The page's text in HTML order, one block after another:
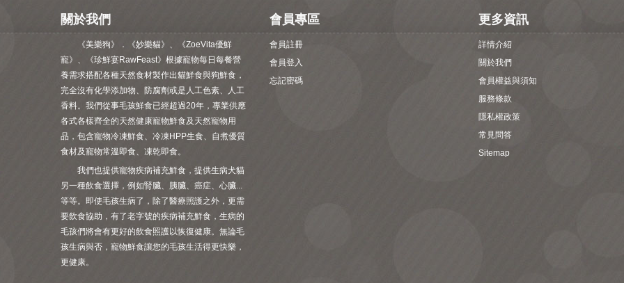
關於我們
《美樂狗》．《妙樂貓》、《ZoeVita優鮮
寵》、《珍鮮宴RawFeast》根據寵物每日每餐營
養需求搭配各種天然食材製作出貓鮮食與狗鮮食，
完全沒有化學添加物、防腐劑或是人工色素、人工
香料。我們從事毛孩鮮食已經超過20年，專業供應
各式各樣齊全的天然健康寵物鮮食及天然寵物用
品，包含寵物冷凍鮮食、冷凍HPP生食、自煮優質
食材及寵物常溫即食、凍乾即食。
我們也提供寵物疾病補充鮮食，提供生病犬貓
另一種飲食選擇，例如腎臟、胰臟、癌症、心臟...
等等。即使毛孩生病了，除了醫療照護之外，更需
要飲食協助，有了老字號的疾病補充鮮食，生病的
毛孩們將會有更好的飲食照護以恢復健康。無論毛
孩生病與否，寵物鮮食讓您的毛孩生活得更快樂，
更健康。
會員專區
會員註冊
會員登入
忘記密碼
更多資訊
詳情介紹
關於我們
會員權益與須知
服務條款
隱私權政策
常見問答
Sitemap